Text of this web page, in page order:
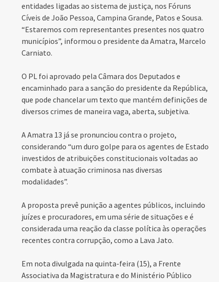
entidades ligadas ao sistema de justiça, nos Fóruns
Cíveis de João Pessoa, Campina Grande, Patos e Sousa.
“Estaremos com representantes presentes nos quatro
municípios”, informou o presidente da Amatra, Marcelo
Carniato.
O PL foi aprovado pela Câmara dos Deputados e
encaminhado para a sanção do presidente da República,
que pode chancelar um texto que mantém definições de
diversos crimes de maneira vaga, aberta, subjetiva.
A Amatra 13 já se pronunciou contra o projeto,
considerando “um duro golpe para os agentes de Estado
investidos de atribuições constitucionais voltadas ao
combate à atuação criminosa nas diversas
modalidades”.
A proposta prevê punição a agentes públicos, incluindo
juízes e procuradores, em uma série de situações e é
considerada uma reação da classe política às operações
recentes contra corrupção, como a Lava Jato.
Em nota divulgada na quinta-feira (15), a Frente
Associativa da Magistratura e do Ministério Público